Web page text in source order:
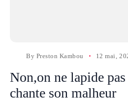
By Preston Kambou 12 mai,
Non,on ne lapide
chante son malheur